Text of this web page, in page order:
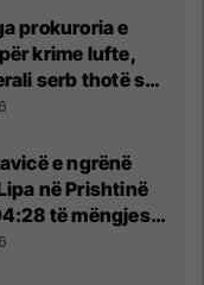
prokuroria e
krime lufte,
serb thotë se
në
e ngrënë
në Prishtinë
të mëngjesit
digjitale serbe